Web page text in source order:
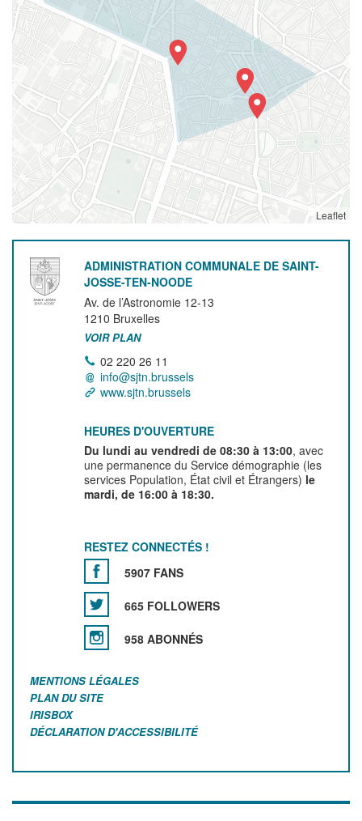
Leaflet
ADMINISTRATION COMMUNALE DE SAINT-
JOSSE-TEN-NOODE
Av. de l’Astronomie 12-13
1210 Bruxelles
VOIR PLAN
02 220 26 11
info@sjtn.brussels
www.sjtn.brussels
HEURES D'OUVERTURE
Du lundi au vendredi de 08:30 à 13:00, avec
une permanence du Service démographie (les
services Population, État civil et Étrangers) le
mardi, de 16:00 à 18:30.
RESTEZ CONNECTÉS !
5907 FANS
665 FOLLOWERS
958 ABONNÉS
MENTIONS LÉGALES
PLAN DU SITE
IRISBOX
DÉCLARATION D'ACCESSIBILITÉ